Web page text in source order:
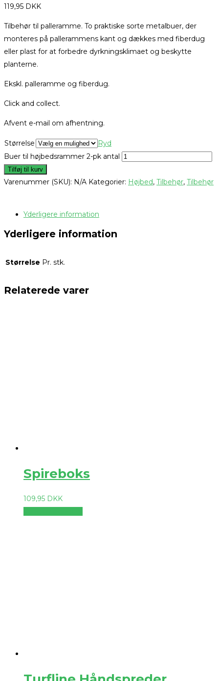
119,95 DKK
Tilbehør til palleramme. To praktiske sorte metalbuer, der
monteres på pallerammens kant og dækkes med fiberdug
eller plast for at forbedre dyrkningsklimaet og beskytte
planterne.
Ekskl. palleramme og fiberdug.
Click and collect.
Afvent e-mail om afhentning.
Størrelse
Ryd
Buer til højbedsrammer 2-pk antal
Tilføj til kurv
Varenummer (SKU): N/A Kategorier: Højbed, Tilbehør, Tilbehør
Yderligere information
Yderligere information
Størrelse Pr. stk.
Relaterede varer
Spireboks
109,95 DKK